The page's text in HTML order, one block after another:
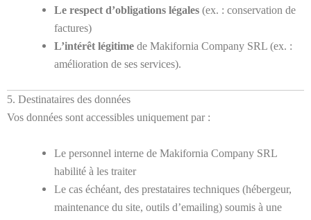
Le respect d’obligations légales (ex. : conservation de
factures)
L’intérêt légitime de Makifornia Company SRL (ex. :
amélioration de ses services).
5. Destinataires des données
Vos données sont accessibles uniquement par :
Le personnel interne de Makifornia Company SRL
habilité à les traiter
Le cas échéant, des prestataires techniques (hébergeur,
maintenance du site, outils d’emailing) soumis à une